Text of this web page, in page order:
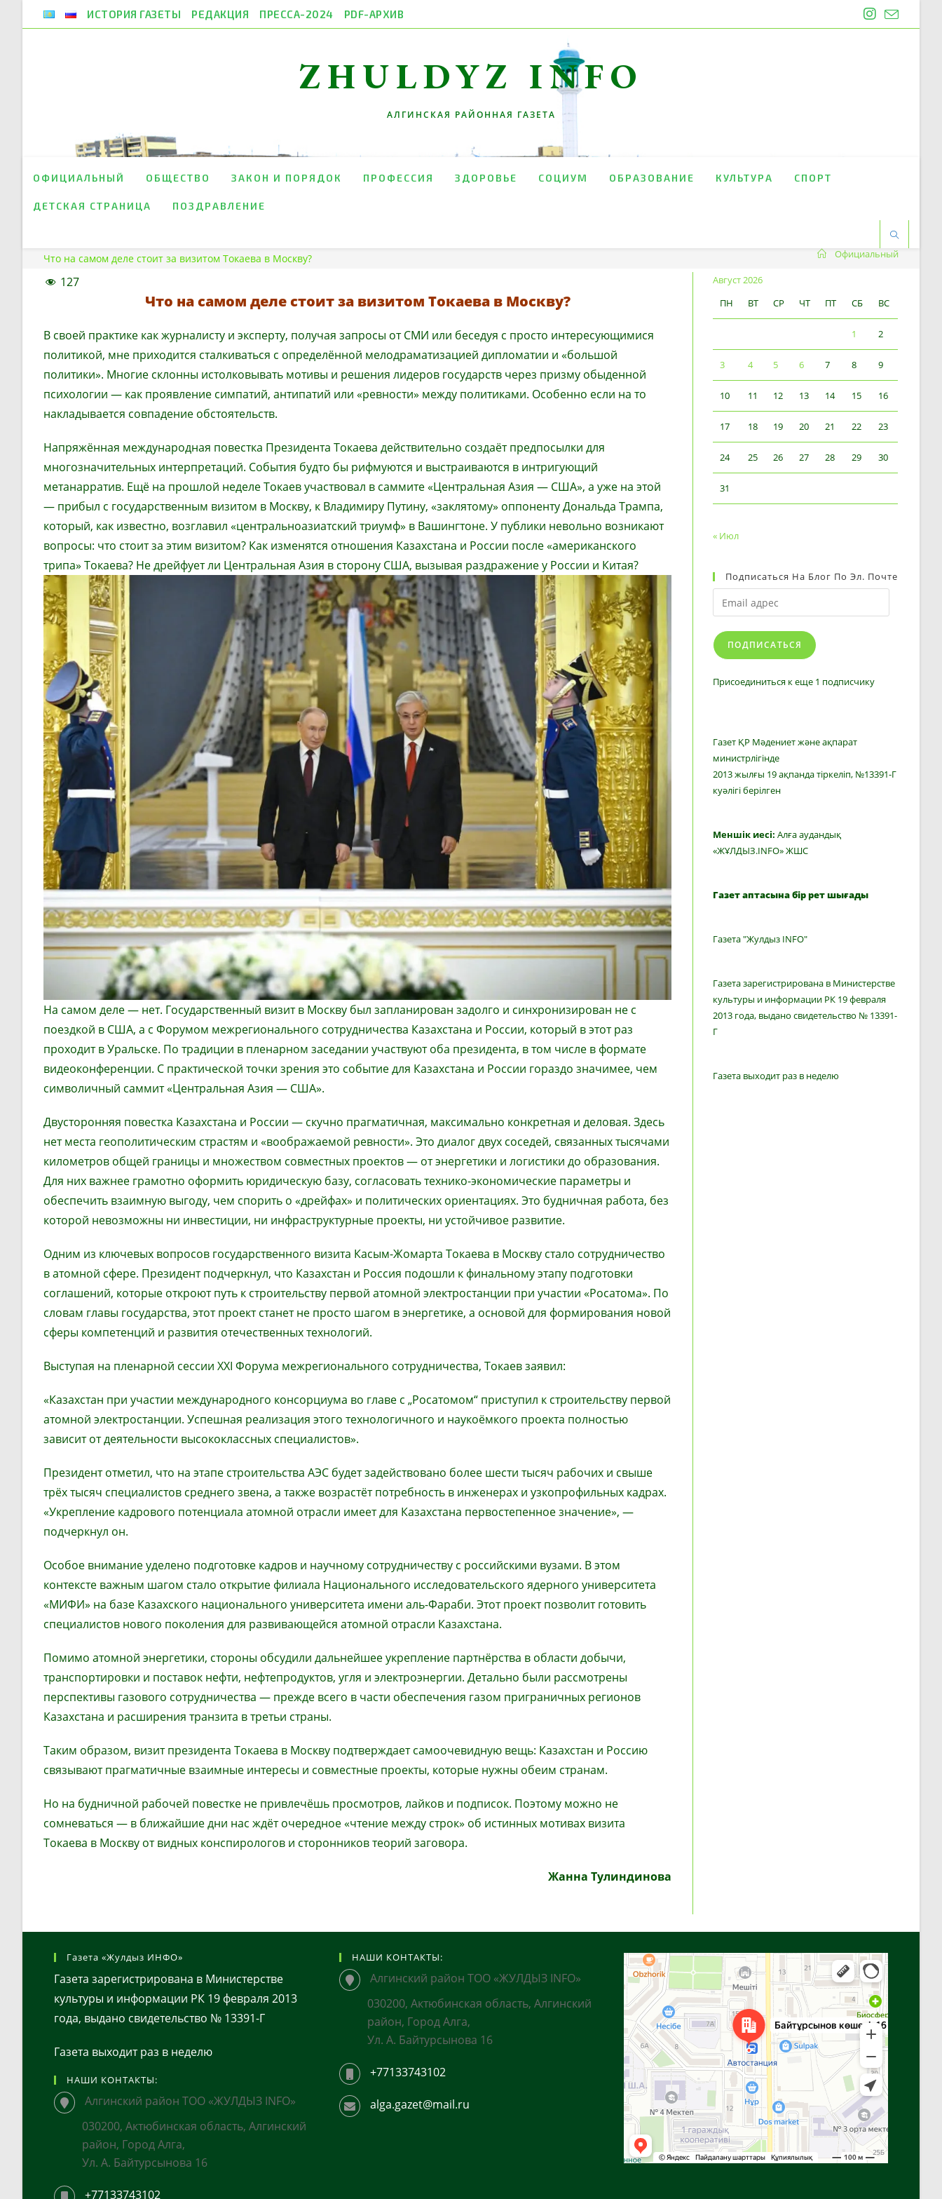
ИСТОРИЯ ГАЗЕТЫ РЕДАКЦИЯ ПРЕССА-2024 PDF-АРХИВ
ZHULDYZ INFO
АЛГИНСКАЯ РАЙОННАЯ ГАЗЕТА
ОФИЦИАЛЬНЫЙ ОБЩЕСТВО ЗАКОН И ПОРЯДОК ПРОФЕССИЯ ЗДОРОВЬЕ СОЦИУМ ОБРАЗОВАНИЕ КУЛЬТУРА СПОРТ
ДЕТСКАЯ СТРАНИЦА ПОЗДРАВЛЕНИЕ
Что на самом деле стоит за визитом Токаева в Москву? Официальный
127
Что на самом деле стоит за визитом Токаева в Москву?
В своей практике как журналисту и эксперту, получая запросы от СМИ или беседуя с просто интересующимися
политикой, мне приходится сталкиваться с определённой мелодраматизацией дипломатии и «большой
политики». Многие склонны истолковывать мотивы и решения лидеров государств через призму обыденной
психологии — как проявление симпатий, антипатий или «ревности» между политиками. Особенно если на то
накладывается совпадение обстоятельств.
Напряжённая международная повестка Президента Токаева действительно создаёт предпосылки для
многозначительных интерпретаций. События будто бы рифмуются и выстраиваются в интригующий
метанарратив. Ещё на прошлой неделе Токаев участвовал в саммите «Центральная Азия — США», а уже на этой
— прибыл с государственным визитом в Москву, к Владимиру Путину, «заклятому» оппоненту Дональда Трампа,
который, как известно, возглавил «центральноазиатский триумф» в Вашингтоне. У публики невольно возникают
вопросы: что стоит за этим визитом? Как изменятся отношения Казахстана и России после «американского
трипа» Токаева? Не дрейфует ли Центральная Азия в сторону США, вызывая раздражение у России и Китая?
На самом деле — нет. Государственный визит в Москву был запланирован задолго и синхронизирован не с
поездкой в США, а с Форумом межрегионального сотрудничества Казахстана и России, который в этот раз
проходит в Уральске. По традиции в пленарном заседании участвуют оба президента, в том числе в формате
видеоконференции. С практической точки зрения это событие для Казахстана и России гораздо значимее, чем
символичный саммит «Центральная Азия — США».
Двусторонняя повестка Казахстана и России — скучно прагматичная, максимально конкретная и деловая. Здесь
нет места геополитическим страстям и «воображаемой ревности». Это диалог двух соседей, связанных тысячами
километров общей границы и множеством совместных проектов — от энергетики и логистики до образования.
Для них важнее грамотно оформить юридическую базу, согласовать технико-экономические параметры и
обеспечить взаимную выгоду, чем спорить о «дрейфах» и политических ориентациях. Это будничная работа, без
которой невозможны ни инвестиции, ни инфраструктурные проекты, ни устойчивое развитие.
Одним из ключевых вопросов государственного визита Касым-Жомарта Токаева в Москву стало сотрудничество
в атомной сфере. Президент подчеркнул, что Казахстан и Россия подошли к финальному этапу подготовки
соглашений, которые откроют путь к строительству первой атомной электростанции при участии «Росатома». По
словам главы государства, этот проект станет не просто шагом в энергетике, а основой для формирования новой
сферы компетенций и развития отечественных технологий.
Выступая на пленарной сессии XXI Форума межрегионального сотрудничества, Токаев заявил:
«Казахстан при участии международного консорциума во главе с „Росатомом“ приступил к строительству первой
атомной электростанции. Успешная реализация этого технологичного и наукоёмкого проекта полностью
зависит от деятельности высококлассных специалистов».
Президент отметил, что на этапе строительства АЭС будет задействовано более шести тысяч рабочих и свыше
трёх тысяч специалистов среднего звена, а также возрастёт потребность в инженерах и узкопрофильных кадрах.
«Укрепление кадрового потенциала атомной отрасли имеет для Казахстана первостепенное значение», —
подчеркнул он.
Особое внимание уделено подготовке кадров и научному сотрудничеству с российскими вузами. В этом
контексте важным шагом стало открытие филиала Национального исследовательского ядерного университета
«МИФИ» на базе Казахского национального университета имени аль-Фараби. Этот проект позволит готовить
специалистов нового поколения для развивающейся атомной отрасли Казахстана.
Помимо атомной энергетики, стороны обсудили дальнейшее укрепление партнёрства в области добычи,
транспортировки и поставок нефти, нефтепродуктов, угля и электроэнергии. Детально были рассмотрены
перспективы газового сотрудничества — прежде всего в части обеспечения газом приграничных регионов
Казахстана и расширения транзита в третьи страны.
Таким образом, визит президента Токаева в Москву подтверждает самоочевидную вещь: Казахстан и Россию
связывают прагматичные взаимные интересы и совместные проекты, которые нужны обеим странам.
Но на будничной рабочей повестке не привлечёшь просмотров, лайков и подписок. Поэтому можно не
сомневаться — в ближайшие дни нас ждёт очередное «чтение между строк» об истинных мотивах визита
Токаева в Москву от видных конспирологов и сторонников теорий заговора.
Жанна Тулиндинова
Август 2026
ПН
ВТ СР ЧТ ПТ СБ ВС
1 2
3 4 5 6 7 8 9
10 11 12 13 14 15 16
17 18 19 20 21 22 23
24 25 26 27 28 29 30
31
« Июл
Подписаться На Блог По Эл. Почте
Email
адрес
ПОДПИСАТЬСЯ
Присоединиться к еще 1 подписчику
Газет ҚР Мәдениет және ақпарат
министрлігінде
2013 жылғы 19 ақпанда тіркеліп, №13391-Г
куәлігі берілген
Меншік иесі: Алға аудандық
«ЖҰЛДЫЗ.INFO» ЖШС
Газет аптасына бір рет шығады
Газета "Жулдыз INFO"
Газета зарегистрирована в Министерстве
культуры и информации РК 19 февраля
2013 года, выдано свидетельство № 13391-
Г
Газета выходит раз в неделю
Газета «Жулдыз ИНФО»
Газета зарегистрирована в Министерстве
культуры и информации РК 19 февраля 2013
года, выдано свидетельство № 13391-Г
Газета выходит раз в неделю
НАШИ КОНТАКТЫ:
Алгинский район ТОО «ЖУЛДЫЗ INFO»
030200, Актюбинская область, Алгинский
район, Город Алга,
Ул. А. Байтурсынова 16
+77133743102
НАШИ КОНТАКТЫ:
Алгинский район ТОО «ЖУЛДЫЗ INFO»
030200, Актюбинская область, Алгинский
район, Город Алга,
Ул. А. Байтурсынова 16
+77133743102
alga.gazet@mail.ru
Алга
Улица Байтурсынова, 16 — Яндекс Карты